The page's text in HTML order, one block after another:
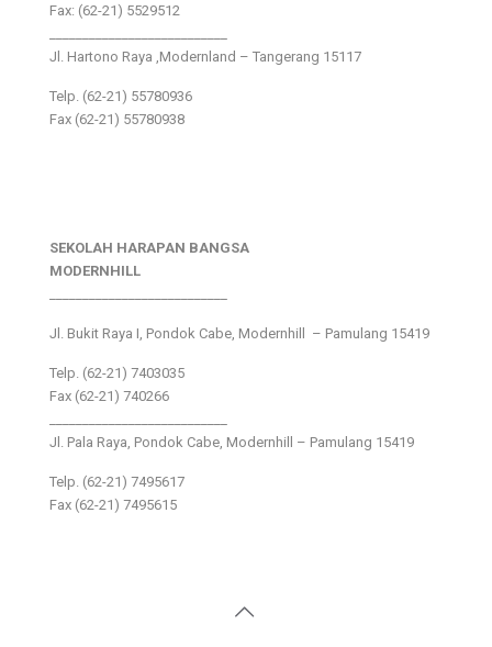
Fax: (62-21) 5529512
Jl. Hartono Raya ,Modernland – Tangerang 15117
Telp. (62-21) 55780936
Fax (62-21) 55780938
SEKOLAH HARAPAN BANGSA
MODERNHILL
Jl. Bukit Raya I, Pondok Cabe, Modernhill – Pamulang 15419
Telp. (62-21) 7403035
Fax (62-21) 740266
Jl. Pala Raya, Pondok Cabe, Modernhill – Pamulang 15419
Telp. (62-21) 7495617
Fax (62-21) 7495615